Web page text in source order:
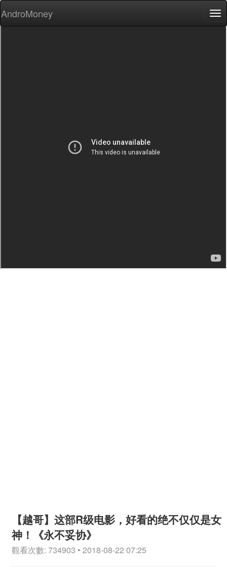
AndroMoney
【越哥】这部R级电影，好看的绝不仅仅是女
神！《永不妥协》
觀看次數: 734903 • 2018-08-22 07:25